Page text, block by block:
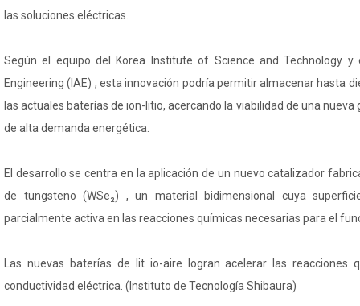
las soluciones eléctricas.
Según el equipo del Korea Institute of Science and Technology
Engineering (IAE) , esta innovación podría permitir almacenar hasta
las actuales baterías de ion-litio, acercando la viabilidad de una
de alta demanda energética.
El desarrollo se centra en la aplicación de un nuevo catalizador
de tungsteno (WSe₂) , un material bidimensional cuya
parcialmente activa en las reacciones químicas necesarias para el
Las nuevas baterías de lit io-aire logran acelerar las reacciones
conductividad eléctrica. (Instituto de Tecnología Shibaura)